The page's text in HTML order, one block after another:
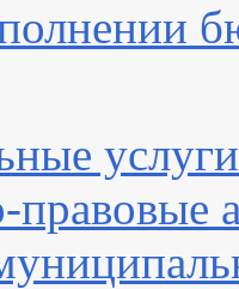
услуги
правовые